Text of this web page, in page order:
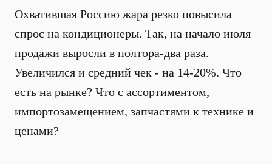
Охватившая Россию жара резко повысила
спрос на кондиционеры. Так, на начало июля
продажи выросли в полтора-два раза.
Увеличился и средний чек - на 14-20%. Что
есть на рынке? Что с ассортиментом,
импортозамещением, запчастями к технике и
ценами?